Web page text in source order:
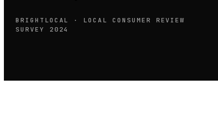
BRIGHTLOCAL · LOCAL CONSUMER REVIEW
SURVEY 2024